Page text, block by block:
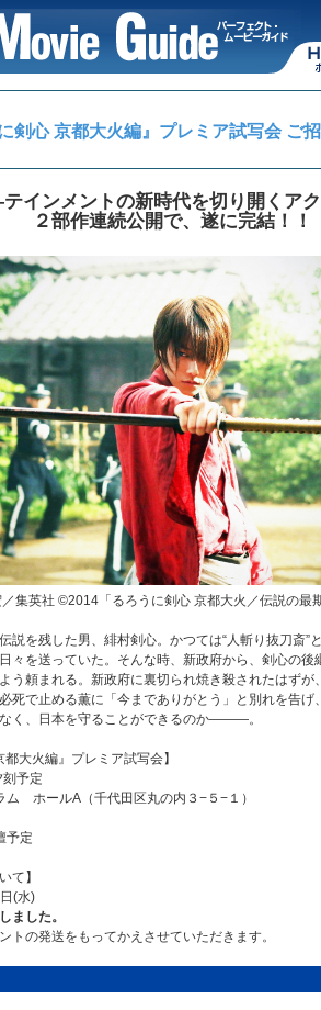
剣心 京都大火編』プレミア試写会 ご
インメントの新時代を切り開くア
２部作連続公開で、遂に完結！！
集英社 ©2014「るろうに剣心 京都大火／伝説の最
説を残した男、緋村剣心。かつては“人斬り抜刀斎”
々を送っていた。そんな時、新政府から、剣心の後
う頼まれる。新政府に裏切られ焼き殺されたはずが
死で止める薫に「今までありがとう」と別れを告げ
く、日本を守ることができるのか―――。
都大火編』プレミア試写会】
予定
ム ホールA（千代田区丸の内３−５−１）
予定
て】
(水)
ました。
トの発送をもってかえさせていただきます。